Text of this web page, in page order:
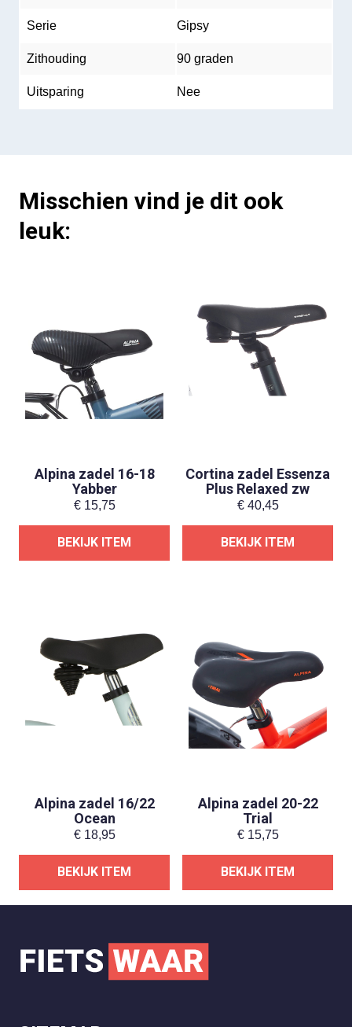
Serie Gipsy
Zithouding 90 graden
Uitsparing Nee
Misschien vind je dit ook
leuk:
Alpina zadel 16-18
Yabber
€15,75
BEKIJK ITEM
Cortina zadel Essenza
Plus Relaxed zw
€40,45
BEKIJK ITEM
Alpina zadel 16/22
Ocean
€18,95
BEKIJK ITEM
Alpina zadel 20-22
Trial
€15,75
BEKIJK ITEM